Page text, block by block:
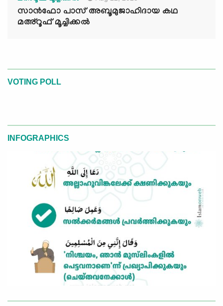
സാൻഫോ പാസ് അബൂമുജാഹിദായ കഥ
മഅ്റൂഫ് മൂച്ചിക്കല്‍
VOTING POLL
INFOGRAPHICS